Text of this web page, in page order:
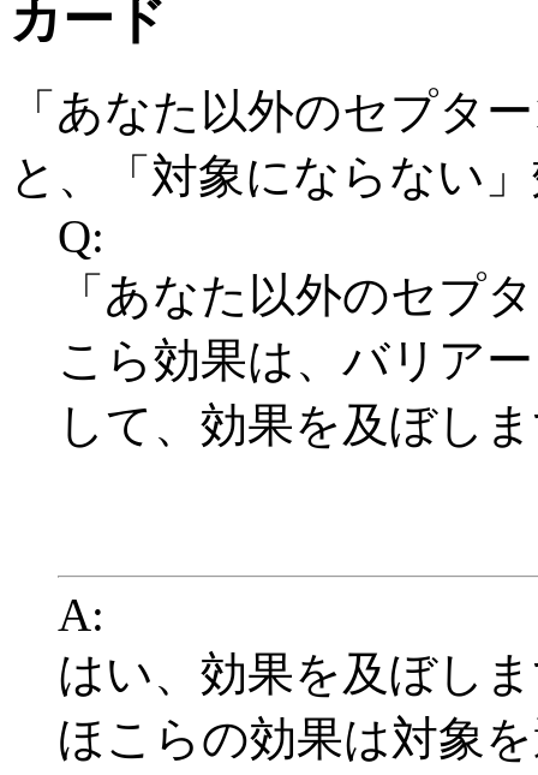
カード
「あなた以外のセプタ
と、「対象にならない
Q:
「あなた以外のセプ
こら効果は、バリア
して、効果を及ぼし
A:
はい、効果を及ぼし
ほこらの効果は対象